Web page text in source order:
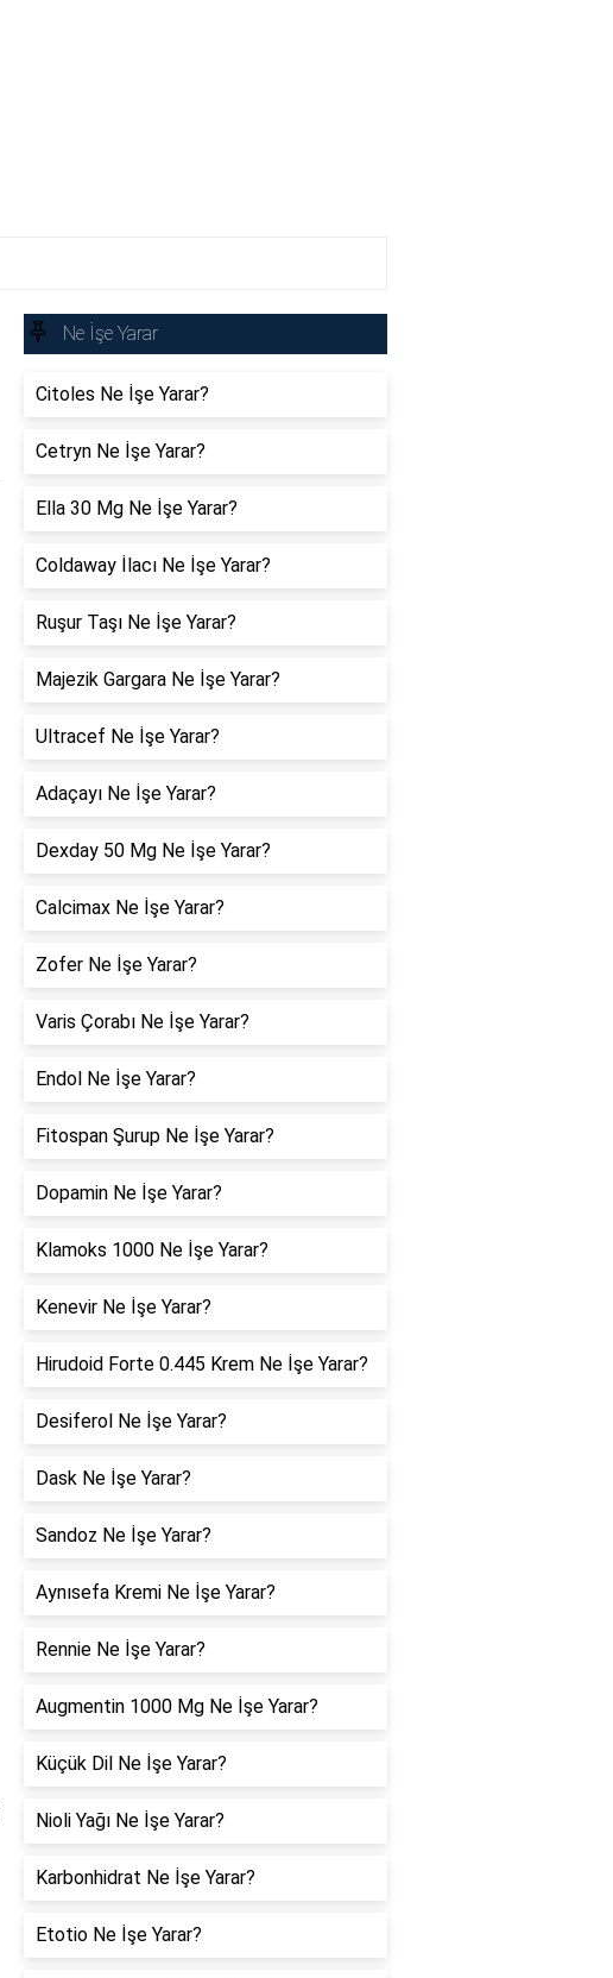
Ne İşe Yarar
Citoles Ne İşe Yarar?
Cetryn Ne İşe Yarar?
Ella 30 Mg Ne İşe Yarar?
Coldaway İlacı Ne İşe Yarar?
Ruşur Taşı Ne İşe Yarar?
Majezik Gargara Ne İşe Yarar?
Ultracef Ne İşe Yarar?
Adaçayı Ne İşe Yarar?
Dexday 50 Mg Ne İşe Yarar?
Calcimax Ne İşe Yarar?
Zofer Ne İşe Yarar?
Varis Çorabı Ne İşe Yarar?
Endol Ne İşe Yarar?
Fitospan Şurup Ne İşe Yarar?
Dopamin Ne İşe Yarar?
Klamoks 1000 Ne İşe Yarar?
Kenevir Ne İşe Yarar?
Hirudoid Forte 0.445 Krem Ne İşe Yarar?
Desiferol Ne İşe Yarar?
Dask Ne İşe Yarar?
Sandoz Ne İşe Yarar?
Aynısefa Kremi Ne İşe Yarar?
Rennie Ne İşe Yarar?
Augmentin 1000 Mg Ne İşe Yarar?
Küçük Dil Ne İşe Yarar?
Nioli Yağı Ne İşe Yarar?
Karbonhidrat Ne İşe Yarar?
Etotio Ne İşe Yarar?